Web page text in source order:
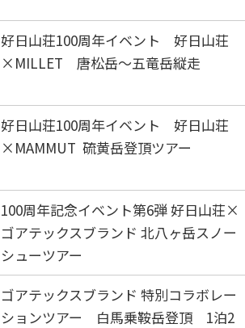
好日山荘100周年イベント 好日山荘
×MILLET 唐松岳～五竜岳縦走
好日山荘100周年イベント 好日山荘
×MAMMUT 硫黄岳登頂ツアー
100周年記念イベント第6弾 好日山荘×
ゴアテックスブランド 北八ヶ岳スノー
シューツアー
ゴアテックスブランド 特別コラボレー
ションツアー 白馬乗鞍岳登頂 1泊2